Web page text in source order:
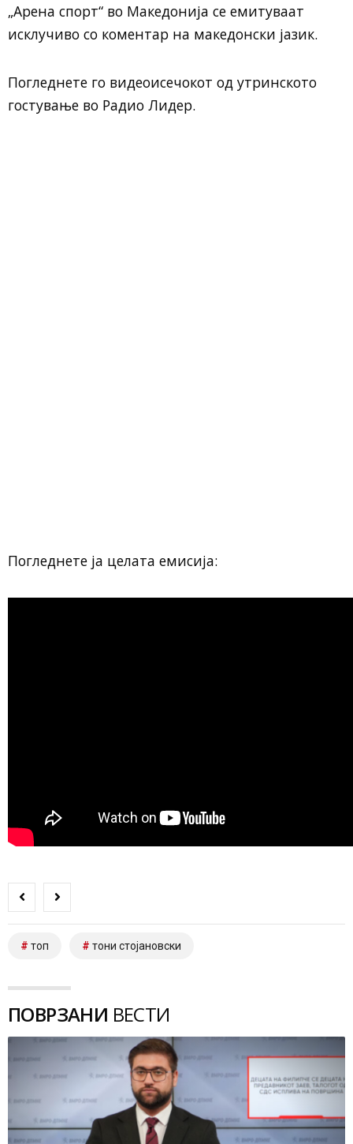
„Арена спорт“ во Македонија се емитуваат
исклучиво со коментар на македонски јазик.
Погледнете го видеоисечокот од утринското
гостување во Радио Лидер.
Погледнете ја целата емисија:
топ тони стојановски
ПОВРЗАНИ ВЕСТИ